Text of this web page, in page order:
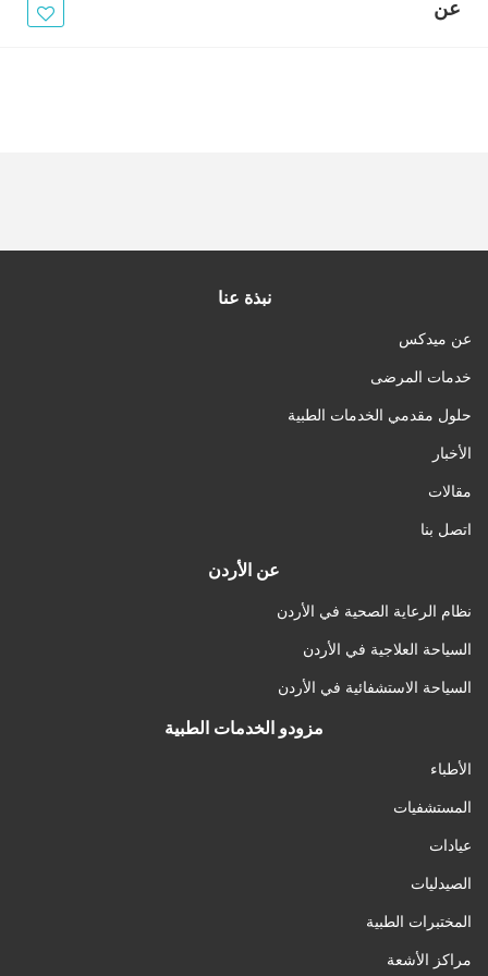
عن
نبذة عنا
عن ميدكس
خدمات المرضى
حلول مقدمي الخدمات الطبية
الأخبار
مقالات
اتصل بنا
عن الأردن
نظام الرعاية الصحية في الأردن
السياحة العلاجية في الأردن
السياحة الاستشفائية في الأردن
مزودو الخدمات الطبية
الأطباء
المستشفيات
عيادات
الصيدليات
المختبرات الطبية
مراكز الأشعة